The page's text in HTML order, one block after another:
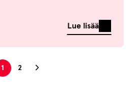
Lue lisää
1 2